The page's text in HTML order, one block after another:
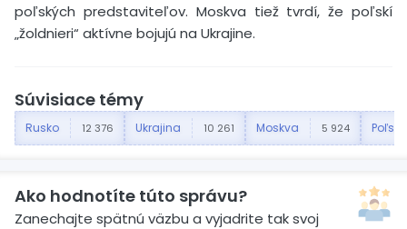
poľských predstaviteľov. Moskva tiež tvrdí, že poľskí
„žoldnieri“ aktívne bojujú na Ukrajine.
Súvisiace témy
Rusko 12 376 Ukrajina 10 261 Moskva 5 924 Poľsko
Ako hodnotíte túto správu?
Zanechajte spätnú väzbu a vyjadrite tak svoj